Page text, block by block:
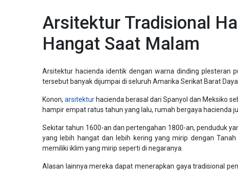
Arsitektur Tradisional
Hangat Saat Malam
Arsitektur hacienda identik dengan warna dinding plesteran
tersebut banyak dijumpai di seluruh Amarika Serikat Barat
Konon, arsitektur hacienda berasal dari Spanyol dan Meksiko
hampir empat ratus tahun yang lalu, rumah bergaya hacienda
Sekitar tahun 1600-an dan pertengahan 1800-an, penduduk
yang lebih hangat dan lebih kering yang mirip dengan
memiliki iklim yang mirip seperti di negaranya.
Alasan lainnya mereka dapat menerapkan gaya tradisional